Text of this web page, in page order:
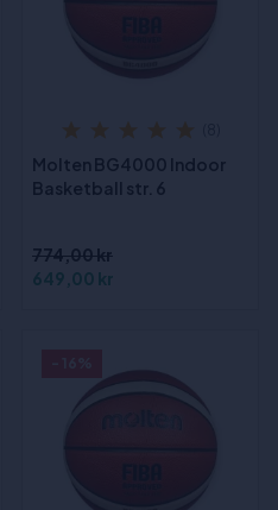
Molten BG4000 Indoor
Basketball str. 6
774,00 kr
649,00 kr